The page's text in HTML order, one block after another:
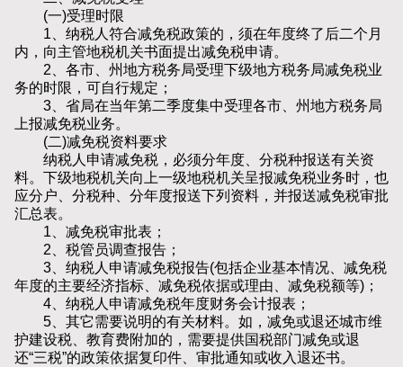
(一)受理时限
1、纳税人符合减免税政策的，须在年度终了后二个月
内，向主管地税机关书面提出减免税申请。
2、各市、州地方税务局受理下级地方税务局减免税业
务的时限，可自行规定；
3、省局在当年第二季度集中受理各市、州地方税务局
上报减免税业务。
(二)减免税资料要求
纳税人申请减免税，必须分年度、分税种报送有关资
料。下级地税机关向上一级地税机关呈报减免税业务时，也
应分户、分税种、分年度报送下列资料，并报送减免税审批
汇总表。
1、减免税审批表；
2、税管员调查报告；
3、纳税人申请减免税报告(包括企业基本情况、减免税
年度的主要经济指标、减免税依据或理由、减免税额等)；
4、纳税人申请减免税年度财务会计报表；
5、其它需要说明的有关材料。如，减免或退还城市维
护建设税、教育费附加的，需要提供国税部门减免或退
还“三税”的政策依据复印件、审批通知或收入退还书。